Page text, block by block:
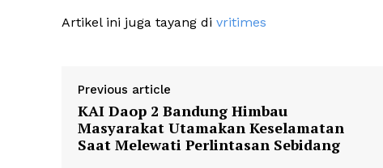
Artikel ini juga tayang di vritimes
Previous article
KAI Daop 2 Bandung Himbau
Masyarakat Utamakan Keselamatan
Saat Melewati Perlintasan Sebidang